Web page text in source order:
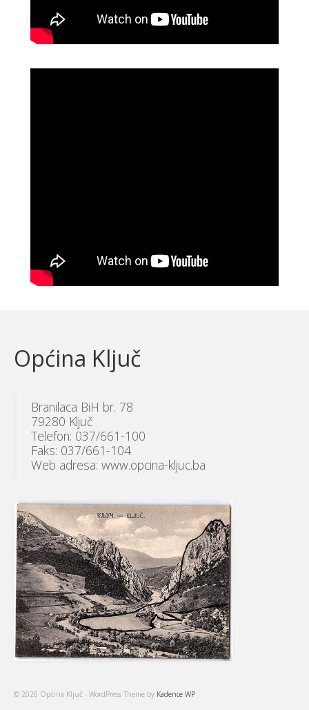
Općina Ključ
Branilaca BiH br. 78
79280 Ključ
Telefon: 037/661-100
Faks: 037/661-104
Web adresa: www.opcina-kljuc.ba
© 2026 Općina Ključ - WordPress Theme by Kadence WP